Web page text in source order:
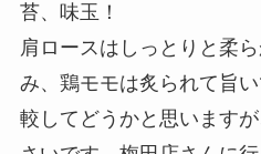
苔、味玉！
肩ロースはしっとりと柔
み、鶏モモは炙られて旨
較してどうかと思います